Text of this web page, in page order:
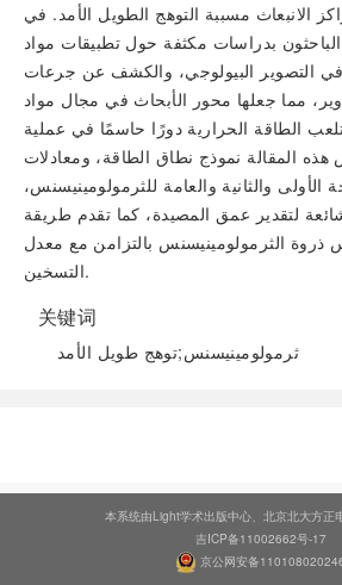
الانبعاث مسببة التوهج الطويل الأمد. في
الباحثون بدراسات مكثفة حول تطبيقات مواد
في التصوير البيولوجي، والكشف عن جرعات
مما جعلها محور الأبحاث في مجال مواد
الطاقة الحرارية دورًا حاسمًا في عملية
المقالة نموذج نطاق الطاقة، ومعادلات
الأولى والثانية والعامة للثرمولومينيسنس،
لتقدير عمق المصيدة، كما تقدم طريقة
الثرمولومينيسنس بالتزامن مع معدل
التسخين.
关键词
ثرمولومينيسنس;توهج طويل الأمد
本系统由Light学术出版中心、北京北大方正
吉ICP备11002662号-17
京公网安备